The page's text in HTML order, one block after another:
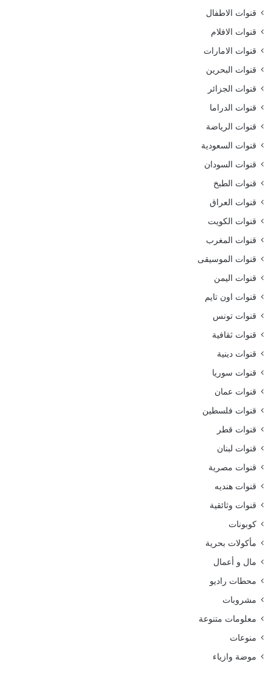
قنوات الاطفال
قنوات الافلام
قنوات الامارات
قنوات البحرين
قنوات الجزائر
قنوات الدراما
قنوات الرياضة
قنوات السعودية
قنوات السودان
قنوات الطبخ
قنوات العراق
قنوات الكويت
قنوات المغرب
قنوات الموسيقى
قنوات اليمن
قنوات اون تايم
قنوات تونس
قنوات ثقافية
قنوات دينية
قنوات سوريا
قنوات عمان
قنوات فلسطين
قنوات قطر
قنوات لبنان
قنوات مصرية
قنوات هنديه
قنوات وثائقية
كوبونات
مأكولات بحرية
مال و أعمال
محطات راديو
مشروبات
معلومات متنوعة
منوعات
موضة وازياء